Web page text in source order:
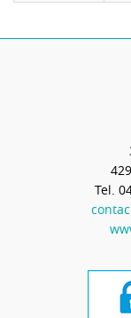
Tel.